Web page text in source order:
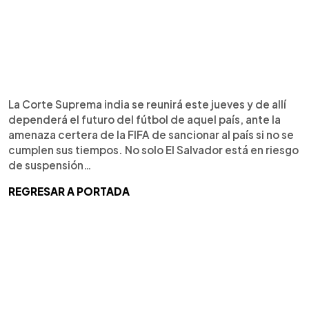
La Corte Suprema india se reunirá este jueves y de allí
dependerá el futuro del fútbol de aquel país, ante la
amenaza certera de la FIFA de sancionar al país si no se
cumplen sus tiempos. No solo El Salvador está en riesgo
de suspensión…
REGRESAR A PORTADA